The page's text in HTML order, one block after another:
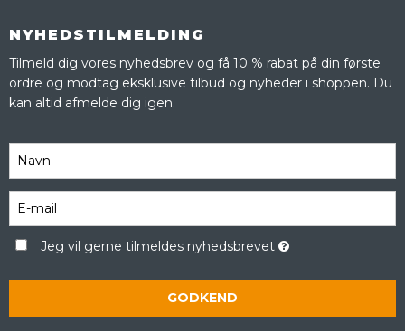
NYHEDSTILMELDING
Tilmeld dig vores nyhedsbrev og få 10 % rabat på din første
ordre og modtag eksklusive tilbud og nyheder i shoppen. Du
kan altid afmelde dig igen.
Jeg vil gerne tilmeldes nyhedsbrevet
GODKEND